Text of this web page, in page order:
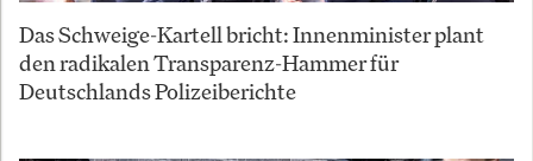
Das Schweige-Kartell bricht: Innenminister plant
den radikalen Transparenz-Hammer für
Deutschlands Polizeiberichte